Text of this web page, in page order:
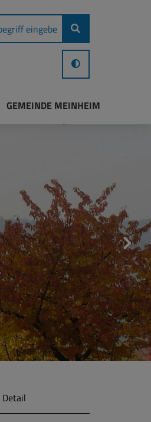
GEMEINDE MEINHEIM
Detail